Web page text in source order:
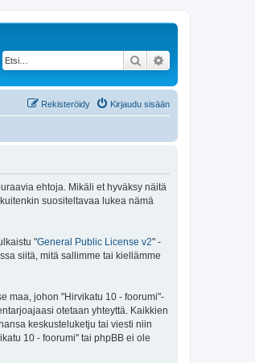
Etsi
Kirjaudu sisään
Rekisteröidy
ehtoja. Mikäli et hyväksy näitä
suositeltavaa lukea nämä
"General Public License v2" -
siitä, mitä sallimme tai kiellämme
maa, johon "Hirvikatu 10 - foorumi"-
otetaan yhteyttä. Kaikkien
keskusteluketju tai viesti niin
10 - foorumi" tai phpBB ei ole